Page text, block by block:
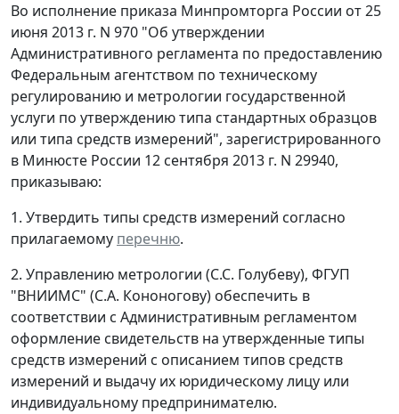
Во исполнение приказа Минпромторга России от 25
июня 2013 г. N 970 "Об утверждении
Административного регламента по предоставлению
Федеральным агентством по техническому
регулированию и метрологии государственной
услуги по утверждению типа стандартных образцов
или типа средств измерений", зарегистрированного
в Минюсте России 12 сентября 2013 г. N 29940,
приказываю:
1. Утвердить типы средств измерений согласно
прилагаемому перечню.
2. Управлению метрологии (С.С. Голубеву), ФГУП
"ВНИИМС" (С.А. Кононогову) обеспечить в
соответствии с Административным регламентом
оформление свидетельств на утвержденные типы
средств измерений с описанием типов средств
измерений и выдачу их юридическому лицу или
индивидуальному предпринимателю.